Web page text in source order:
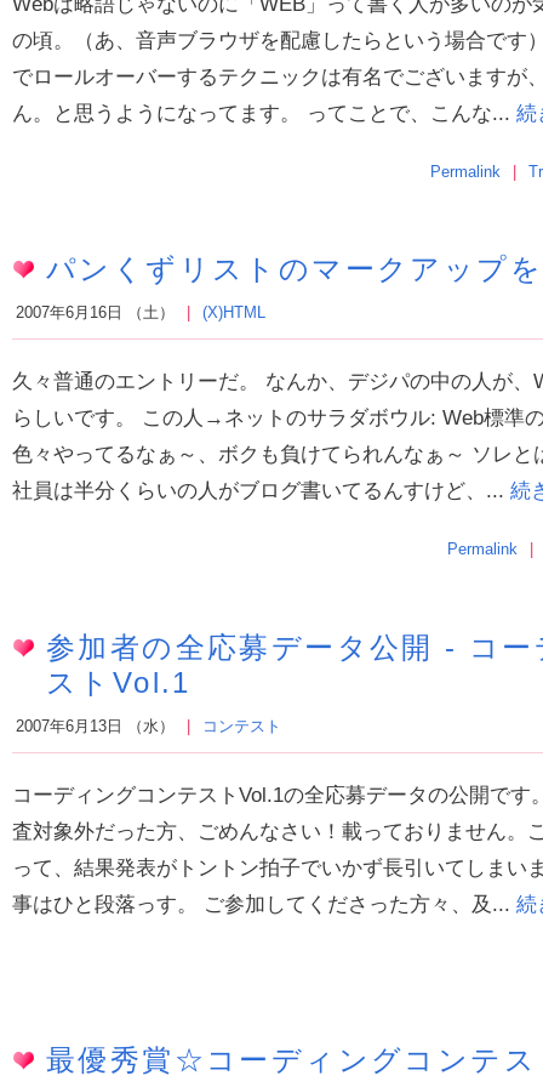
の頃。（あ、音声ブラウザを配慮したらという場合です
でロールオーバーするテクニックは有名でございますが
ん。と思うようになってます。 ってことで、こんな... 続
Permalink
パンくずリストのマークアップ
2007年6月16日 （土） (X)HTML
久々普通のエントリーだ。 なんか、デジパの中の人が、
らしいです。 この人→ネットのサラダボウル: Web標準
色々やってるなぁ～、ボクも負けてられんなぁ～ ソレと
社員は半分くらいの人がブログ書いてるんすけど、... 続
Permalink
参加者の全応募データ公開 - コ
ストVol.1
2007年6月13日 （水） コンテスト
コーディングコンテストVol.1の全応募データの公開です
査対象外だった方、ごめんなさい！載っておりません。
って、結果発表がトントン拍子でいかず長引いてしまい
事はひと段落っす。 ご参加してくださった方々、及... 続
最優秀賞☆コーディングコンテ